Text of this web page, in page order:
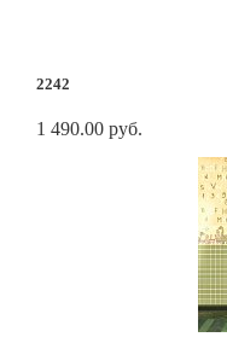
2242
1 490.00 руб.